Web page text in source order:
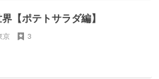
【ポテトサラダ編】
京 3